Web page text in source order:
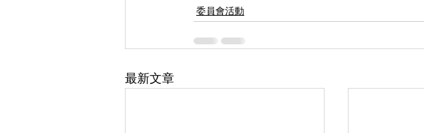
委員會活動
最新文章